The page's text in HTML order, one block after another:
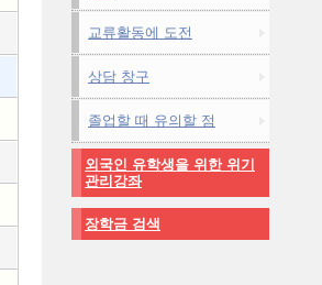
교류활동에 도전
상담 창구
졸업할 때 유의할 점
외국인 유학생을 위한 위기
관리강좌
장학금 검색